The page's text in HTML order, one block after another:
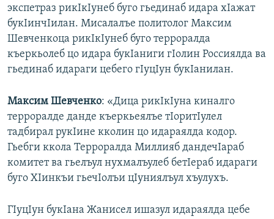
экспетраз рикIкIунеб буго гьединаб идара хIажат
букIинчIилан. Мисалалъе политолог Максим
Шевченкоца рикIкIунеб буго терроралда
къеркьолеб цо идара букIаниги гIолин Россиялда ва
гьединаб идараги цебего гIуцIун букIанилан.
Максим Шевченко: «Дица рикIкIуна киналго
терроралде данде къеркьеялъе тIоритIулел
тадбирал рукIине кколин цо идараялда кодор.
Гьебги ккола Терроралда Миллияб дандечIараб
комитет ва гьелъул нухмалъулеб бетIераб идараги
буго ХIинкъи гьечIолъи цIуниялъул хъулухъ.
ГIуцIун букIана Жанисел ишазул идараялда цебе